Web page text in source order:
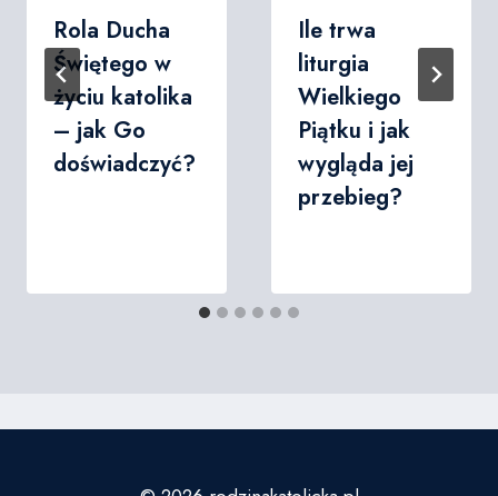
Rola Ducha
Świętego w
życiu katolika
– jak Go
doświadczyć?
Ile trwa
liturgia
Wielkiego
Piątku i jak
wygląda jej
przebieg?